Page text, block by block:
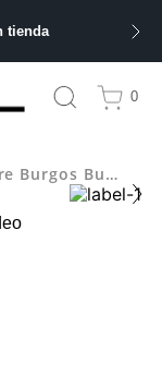
tienda
0
Burdeo